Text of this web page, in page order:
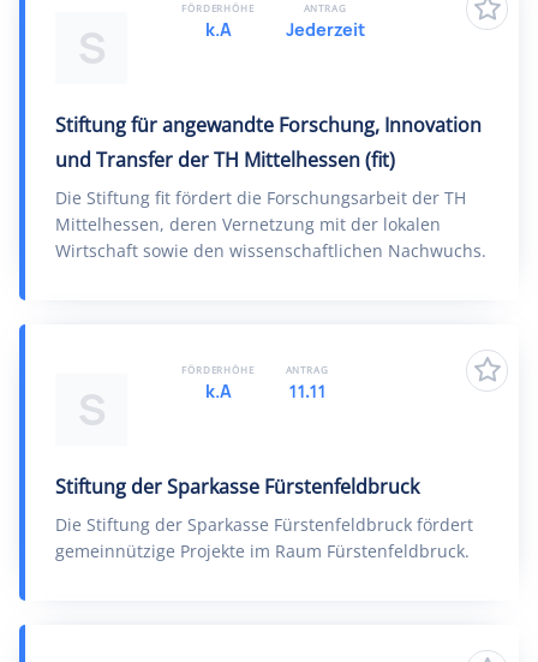
S
Stiftung für angewandte Forschung, Innovation
und Transfer der TH Mittelhessen (fit)
Die Stiftung fit fördert die Forschungsarbeit der TH
Mittelhessen, deren Vernetzung mit der lokalen
Wirtschaft sowie den wissenschaftlichen Nachwuchs.
FÖRDERHÖHE
k.A
ANTRAG
Jederzeit
S
Stiftung der Sparkasse Fürstenfeldbruck
Die Stiftung der Sparkasse Fürstenfeldbruck fördert
gemeinnützige Projekte im Raum Fürstenfeldbruck.
FÖRDERHÖHE
k.A
ANTRAG
11.11